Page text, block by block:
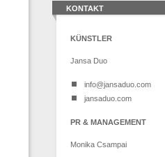
KONTAKT
KÜNSTLER
Jansa Duo
info@jansaduo.com
jansaduo.com
PR & MANAGEMENT
Monika Csampai